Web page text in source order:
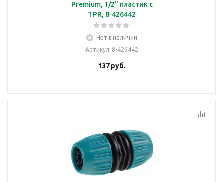
Premium, 1/2" пластик с
TPR, 8-426442
Нет в наличии
Артикул: 8-426442
137 руб.